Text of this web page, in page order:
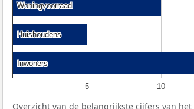
5 10
Woningvoorraad
Woningvoorraad
Huishoudens
Huishoudens
Inwoners
Inwoners
Overzicht van de belangrijkste cijfers van